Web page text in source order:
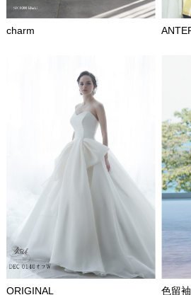
charm
ORIGINAL 色留袖